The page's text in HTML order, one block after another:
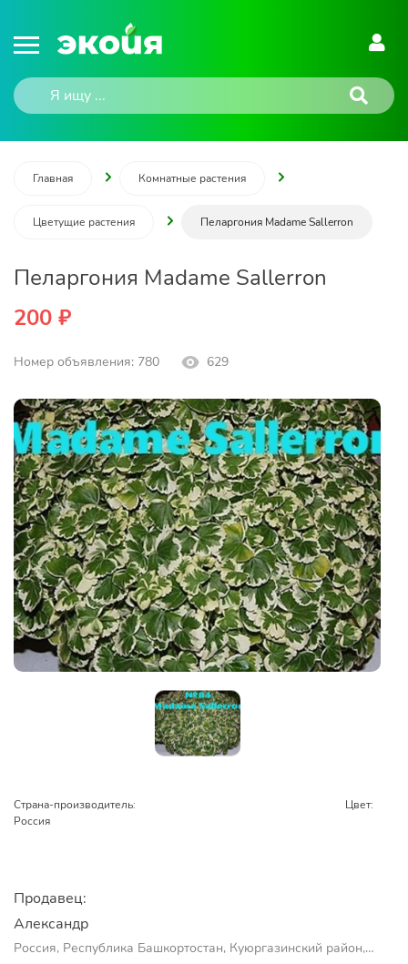
Главная Комнатные растения
Цветущие растения Пеларгония Madame Sallerron
Пеларгония Madame Sallerron
200 ₽
Номер объявления: 780 629
Страна-производитель:
Россия
Цвет:
Продавец:
Александр
Россия, Республика Башкортостан, Куюргазинский район,